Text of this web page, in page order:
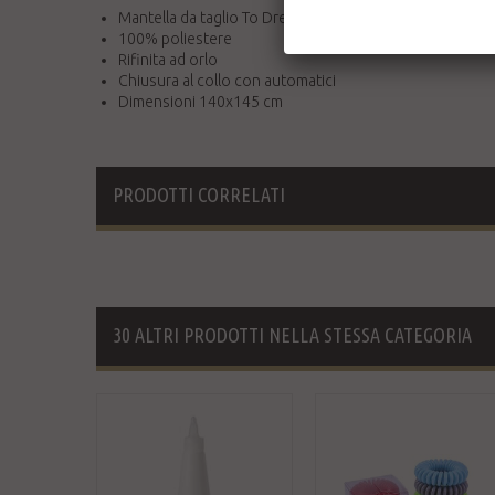
Mantella da taglio To Dress uomo a righe blu
100% poliestere
Rifinita ad orlo
Chiusura al collo con automatici
Dimensioni 140x145 cm
PRODOTTI CORRELATI
30 ALTRI PRODOTTI NELLA STESSA CATEGORIA